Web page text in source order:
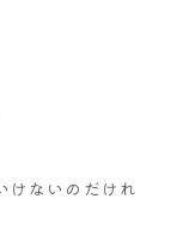
けないのだけれ